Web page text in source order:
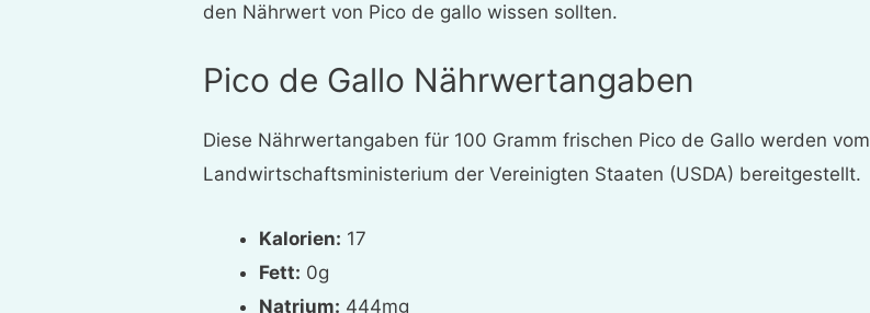
den Nährwert von Pico de gallo wissen sollten.
Pico de Gallo Nährwertangaben
Diese Nährwertangaben für 100 Gramm frischen Pico de Gallo werden vom
Landwirtschaftsministerium der Vereinigten Staaten (USDA) bereitgestellt.
Kalorien: 17
Fett: 0g
Natrium: 444mg